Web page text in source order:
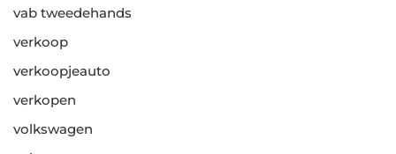
vab tweedehands
verkoop
verkoopjeauto
verkopen
volkswagen